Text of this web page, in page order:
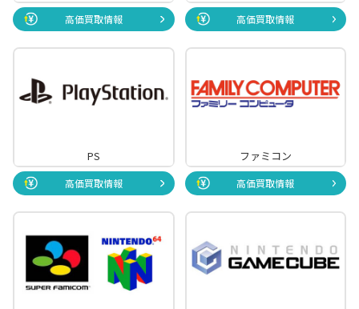
高価買取情報 高価買取情報
PS
高価買取情報
ファミコン
高価買取情報